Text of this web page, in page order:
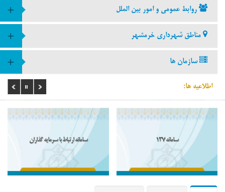
روابط عمومی و امور بین الملل
مناطق شهرداری خرمشهر
سازمان ها
اطلاعیه ها:
سامانه 137 سامانه ارتباط با سرمایه گذاران